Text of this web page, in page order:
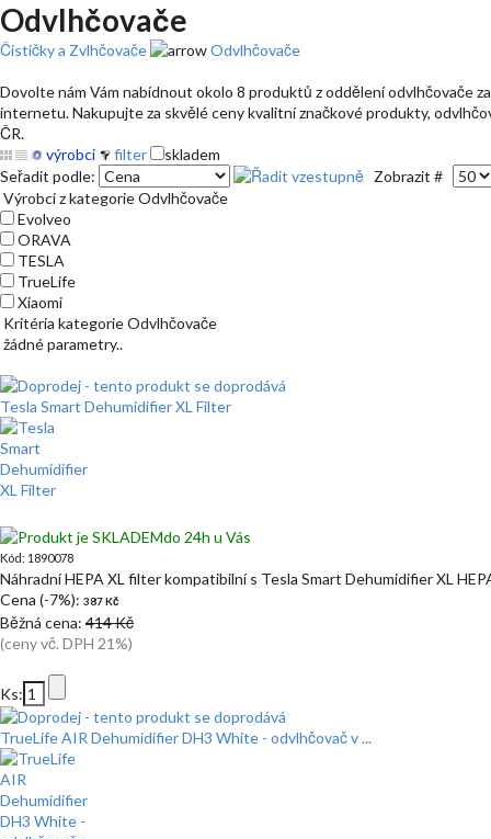
Odvlhčovače
Čističky a Zvlhčovače Odvlhčovače
Dovolte nám Vám nabídnout okolo 8 produktů z oddělení odvlhčovače
internetu. Nakupujte za skvělé ceny kvalitní značkové produkty,
ČR.
výrobci
filter
skladem
Seřadit podle:
Zobrazit #
Výrobci z kategorie Odvlhčovače
Evolveo
ORAVA
TESLA
TrueLife
Xiaomi
Kritéria kategorie Odvlhčovače
žádné parametry..
Tesla Smart Dehumidifier XL Filter
do 24h u Vás
Kód: 1890078
Náhradní HEPA XL filter kompatibilní s Tesla Smart Dehumidifier XL
Cena (-7%): 387 Kč
Běžná cena: 414 Kč
(ceny vč. DPH 21%)
Ks:
TrueLife AIR Dehumidifier DH3 White - odvlhčovač v ...